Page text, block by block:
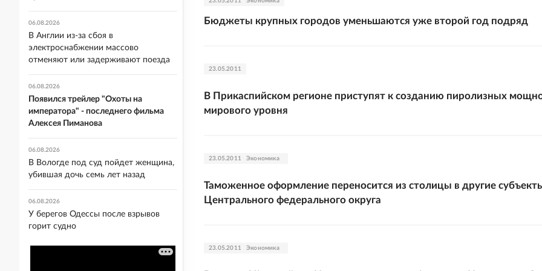
Бюджеты крупных городов уменьшаются уже второй год подряд
23.05.2011
В Прикаспийском регионе приступят к созданию пиролизных
мирового уровня
23.05.2011 Экономика
Таможенное оформление переносится из столицы в другие
Центрального федерального округа
23.05.2011 Экономика
06.08.2026
В Англии из-за сбоя в
электроснабжении массово
отменяют или задерживают поезда
06.08.2026
Появился трейлер "Охоты на
императора" - последнего фильма
Алексея Пиманова
06.08.2026
В Вологде под суд пойдет женщина,
убившая дочь семь лет назад
06.08.2026
У берегов Одессы после взрывов
горит судно